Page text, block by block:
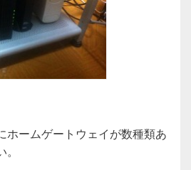
ホームゲートウェイが数種類あ